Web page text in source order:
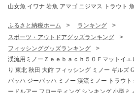
山女魚 イワナ 岩魚 アマゴ ニジマス トラウト 魚
ふるさと納税ホーム
ランキング
スポーツ・アウトドアグッズランキング
フィッシンググッズランキング
渓流用ミノーＺｅｅｂａｃｈ５０Ｆマットイエ
り 東北 秋田 大館 フィッシング ミノー ギルズ
バッハ ジーバッハ ミノー 渓流ミノー トラウ
ードルアー フローティング シンキング 小型ミ